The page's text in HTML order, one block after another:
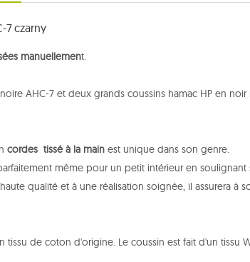
7 czarny
manuellement.
AHC-7 et deux grands coussins hamac HP en noir
cordes tissé à la main est unique dans son genre.
même pour un petit intérieur en
qualité et à une réalisation soignée, il assurera à
tissu de coton d'origine. Le coussin est fait d'un tissu